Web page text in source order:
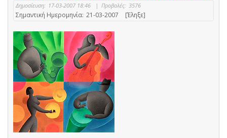
Δημοσίευση: 17-03-2007 18:46 | Προβολές: 3576
Σημαντική Ημερομηνία: 21-03-2007 [Έληξε]